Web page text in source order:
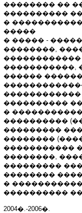
�������� ��
����������
�
�����
� ����� -
��������,
������������
�����������,
������
������������
����������
�
����������
���������
��������
�����������
��������,
���������
��������
�
����������
2004�.-2006�.